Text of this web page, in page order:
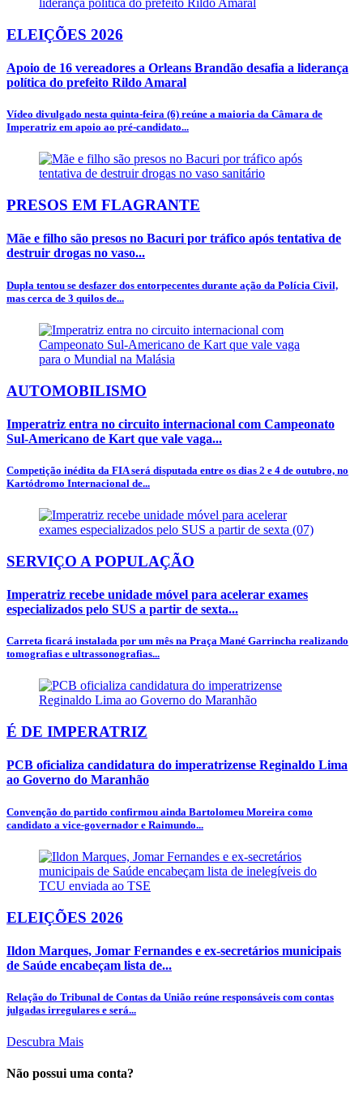
ELEIÇÕES 2026
Apoio de 16 vereadores a Orleans Brandão desafia a liderança
política do prefeito Rildo Amaral
Vídeo divulgado nesta quinta-feira (6) reúne a maioria da Câmara de
Imperatriz em apoio ao pré-candidato...
PRESOS EM FLAGRANTE
Mãe e filho são presos no Bacuri por tráfico após tentativa de
destruir drogas no vaso...
Dupla tentou se desfazer dos entorpecentes durante ação da Polícia Civil,
mas cerca de 3 quilos de...
AUTOMOBILISMO
Imperatriz entra no circuito internacional com Campeonato
Sul-Americano de Kart que vale vaga...
Competição inédita da FIA será disputada entre os dias 2 e 4 de outubro, no
Kartódromo Internacional de...
SERVIÇO A POPULAÇÃO
Imperatriz recebe unidade móvel para acelerar exames
especializados pelo SUS a partir de sexta...
Carreta ficará instalada por um mês na Praça Mané Garrincha realizando
tomografias e ultrassonografias...
É DE IMPERATRIZ
PCB oficializa candidatura do imperatrizense Reginaldo Lima
ao Governo do Maranhão
Convenção do partido confirmou ainda Bartolomeu Moreira como
candidato a vice-governador e Raimundo...
ELEIÇÕES 2026
Ildon Marques, Jomar Fernandes e ex-secretários municipais
de Saúde encabeçam lista de...
Relação do Tribunal de Contas da União reúne responsáveis com contas
julgadas irregulares e será...
Descubra Mais
Não possui uma conta?